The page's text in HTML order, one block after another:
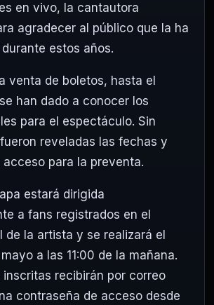
en vivo, la cantautora
agradecer al público que la ha
estos años.
venta de boletos, hasta el
han dado a conocer los
para el espectáculo. Sin
reveladas las fechas y
para la preventa.
estará dirigida
a fans registrados en el
de la artista y se realizará el
a las 11:00 de la mañana.
inscritas recibirán por correo
contraseña de acceso desde